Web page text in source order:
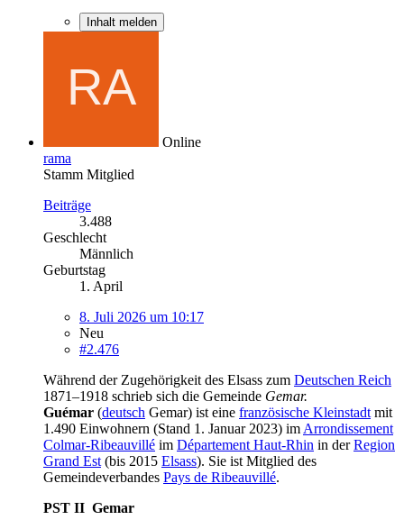
Inhalt melden
Online
rama
Stamm Mitglied
Beiträge
3.488
Geschlecht
Männlich
Geburtstag
1. April
8. Juli 2026 um 10:17
Neu
#2.476
Während der Zugehörigkeit des Elsass zum Deutschen Reich
1871–1918 schrieb sich die Gemeinde Gemar.
Guémar (deutsch Gemar) ist eine französische Kleinstadt mit
1.490 Einwohnern (Stand 1. Januar 2023) im Arrondissement
Colmar-Ribeauvillé im Département Haut-Rhin in derRegion
Grand Est (bis 2015 Elsass). Sie ist Mitglied des
Gemeindeverbandes Pays de Ribeauvillé.
PST II Gemar